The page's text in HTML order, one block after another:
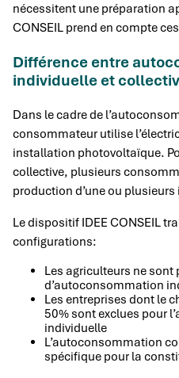
nécessitent une préparation
CONSEIL prend en compte
Différence entre
individuelle et
Dans le cadre de
consommateur utilise
installation photovoltaïque.
collective, plusieurs
production d’une ou
Le dispositif IDEE CONSEIL
configurations:
Les agriculteurs ne
d’autoconsommation
Les entreprises dont le
50% sont exclues pour
individuelle
L’autoconsommation
spécifique pour la